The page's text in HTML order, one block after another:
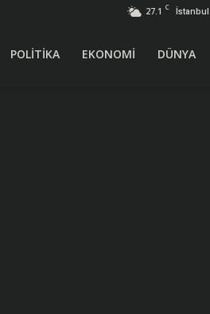
27.1 C İstanbul
POLİTİKA EKONOMİ DÜNYA